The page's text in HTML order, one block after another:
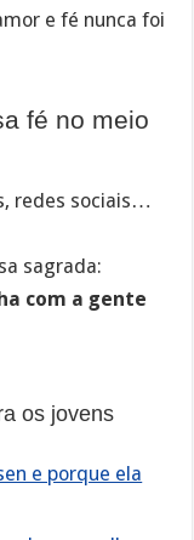
e fé nunca foi
fé no meio
redes sociais…
sagrada:
com a gente
os jovens
e porque ela